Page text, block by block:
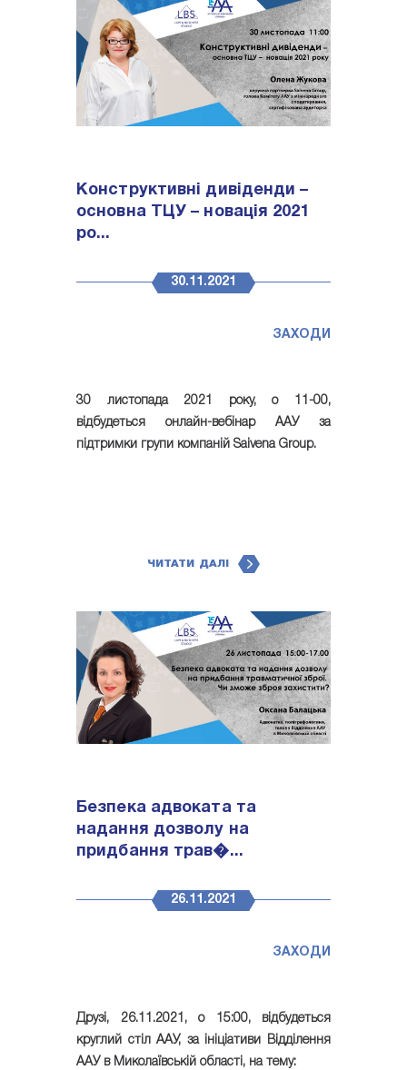
Конструктивні дивіденди –
основна ТЦУ – новація 2021
ро...
30.11.2021
ЗАХОДИ
30 листопада 2021 року, о 11-00,
відбудеться онлайн-вебінар ААУ за
підтримки групи компаній Saivena Group.
ЧИТАТИ ДАЛІ
Безпека адвоката та
надання дозволу на
придбання трав�...
26.11.2021
ЗАХОДИ
Друзі, 26.11.2021, о 15:00, відбудеться
круглий стіл ААУ, за ініціативи Відділення
ААУ в Миколаївській області, на тему: